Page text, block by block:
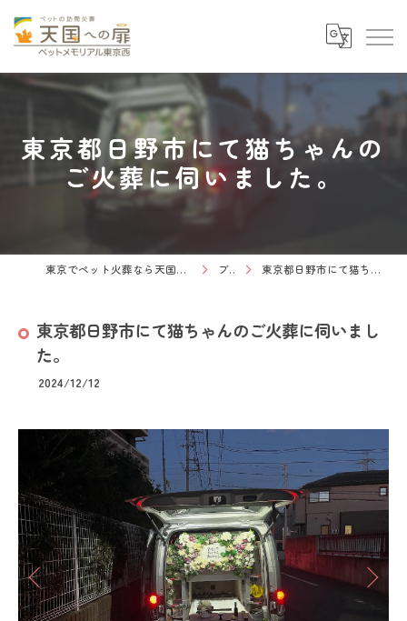
東京都日野市にて猫ちゃんの
ご火葬に伺いました。
東京でペット火葬なら天国への扉 ペットメモリアル東京西 ブログ 東京都日野市にて猫ちゃんのご火葬に伺いました。
東京都日野市にて猫ちゃんのご火葬に伺いまし
た。
2024/12/12